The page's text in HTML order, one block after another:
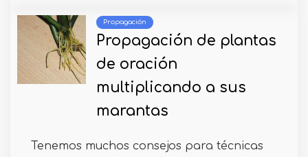
Propagación
Propagación de plantas
de oración
multiplicando a sus
marantas
Tenemos muchos consejos para técnicas